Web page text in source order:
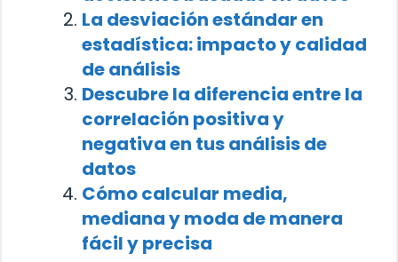
La desviación estándar en
estadística: impacto y calidad
de análisis
Descubre la diferencia entre la
correlación positiva y
negativa en tus análisis de
datos
Cómo calcular media,
mediana y moda de manera
fácil y precisa